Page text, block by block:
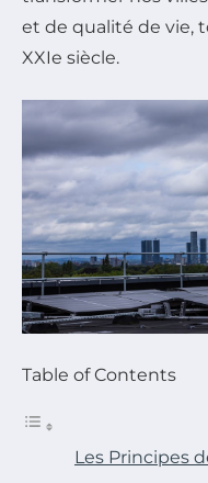
et de qualité de vie,
XXIe siècle.
Table of Contents
Les Principes